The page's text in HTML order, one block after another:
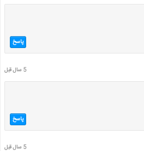
پاسخ
5 سال قبل
پاسخ
5 سال قبل